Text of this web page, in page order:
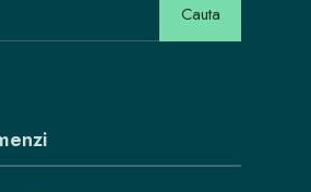
Cauta